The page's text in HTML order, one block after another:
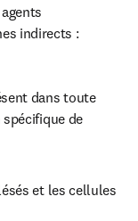
indirects :
dans toute
de
et les cellules